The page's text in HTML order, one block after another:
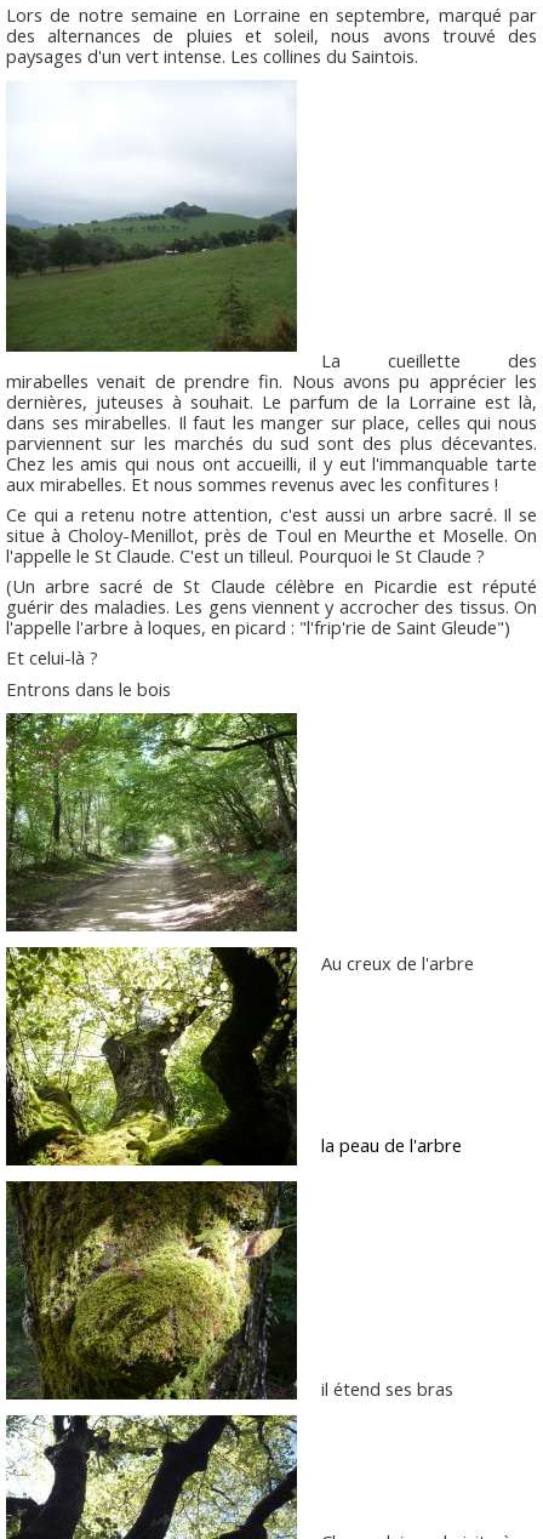
Lors de notre semaine en Lorraine en septembre, marqué par
des alternances de pluies et soleil, nous avons trouvé des
paysages d'un vert intense. Les collines du Saintois.
La cueillette des
mirabelles venait de prendre fin. Nous avons pu apprécier les
dernières, juteuses à souhait. Le parfum de la Lorraine est là,
dans ses mirabelles. Il faut les manger sur place, celles qui nous
parviennent sur les marchés du sud sont des plus décevantes.
Chez les amis qui nous ont accueilli, il y eut l'immanquable tarte
aux mirabelles. Et nous sommes revenus avec les confitures !
Ce qui a retenu notre attention, c'est aussi un arbre sacré. Il se
situe à Choloy-Menillot, près de Toul en Meurthe et Moselle. On
l'appelle le St Claude. C'est un tilleul. Pourquoi le St Claude ?
(Un arbre sacré de St Claude célèbre en Picardie est réputé
guérir des maladies. Les gens viennent y accrocher des tissus. On
l'appelle l'arbre à loques, en picard : "l'frip'rie de Saint Gleude")
Et celui-là ?
Entrons dans le bois
Au creux de l'arbre
la peau de l'arbre
il étend ses bras